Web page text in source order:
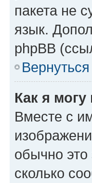
пакета не
язык.
phpBB
Как я
Вместе с
обычно это
сколько